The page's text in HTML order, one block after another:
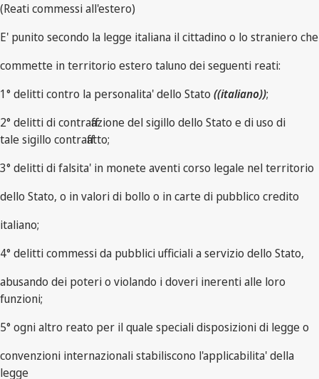
(Reati commessi all'estero)
E' punito secondo la legge italiana il cittadino o lo straniero che
commette in territorio estero taluno dei seguenti reati:
1° delitti contro la personalita' dello Stato ((italiano));
2° delitti di contraffazione del sigillo dello Stato e di uso di
tale sigillo contraffatto;
3° delitti di falsita' in monete aventi corso legale nel territorio
dello Stato, o in valori di bollo o in carte di pubblico credito
italiano;
4° delitti commessi da pubblici ufficiali a servizio dello Stato,
abusando dei poteri o violando i doveri inerenti alle loro
funzioni;
5° ogni altro reato per il quale speciali disposizioni di legge o
convenzioni internazionali stabiliscono l'applicabilita' della
legge